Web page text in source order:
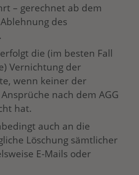
– gerechnet ab dem
des
die (im besten Fall
Vernichtung der
wenn keiner der
nach dem AGG
hat.
auch an die
Löschung sämtlicher
E-Mails oder